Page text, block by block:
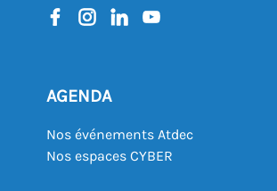
AGENDA
Nos événements Atdec
Nos espaces CYBER